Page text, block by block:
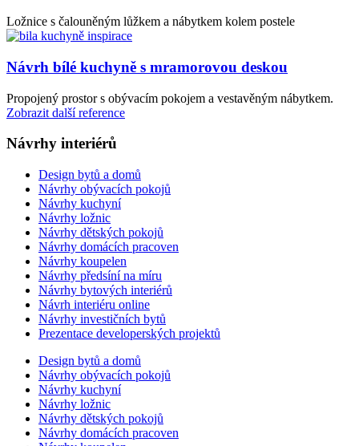
Ložnice s čalouněným lůžkem a nábytkem kolem postele
Návrh bílé kuchyně s mramorovou deskou
Propojený prostor s obývacím pokojem a vestavěným nábytkem.
Zobrazit další reference
Návrhy interiérů
Design bytů a domů
Návrhy obývacích pokojů
Návrhy kuchyní
Návrhy ložnic
Návrhy dětských pokojů
Návrhy domácích pracoven
Návrhy koupelen
Návrhy předsíní na míru
Návrhy bytových interiérů
Návrh interiéru online
Návrhy investičních bytů
Prezentace developerských projektů
Design bytů a domů
Návrhy obývacích pokojů
Návrhy kuchyní
Návrhy ložnic
Návrhy dětských pokojů
Návrhy domácích pracoven